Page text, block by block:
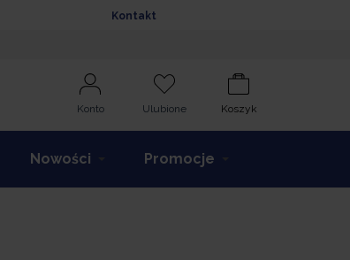
Kontakt
Konto Ulubione Koszyk
Nowości Promocje